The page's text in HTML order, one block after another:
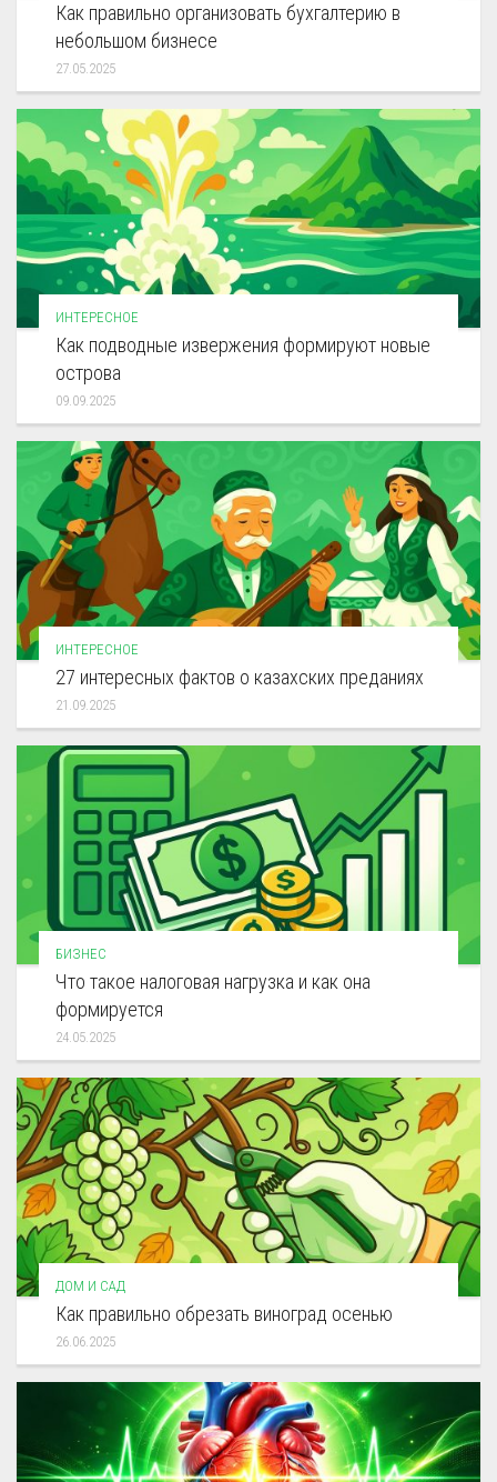
Как правильно организовать бухгалтерию в
небольшом бизнесе
27.05.2025
ИНТЕРЕСНОЕ
Как подводные извержения формируют новые
острова
09.09.2025
ИНТЕРЕСНОЕ
27 интересных фактов о казахских преданиях
21.09.2025
БИЗНЕС
Что такое налоговая нагрузка и как она
формируется
24.05.2025
ДОМ И САД
Как правильно обрезать виноград осенью
26.06.2025